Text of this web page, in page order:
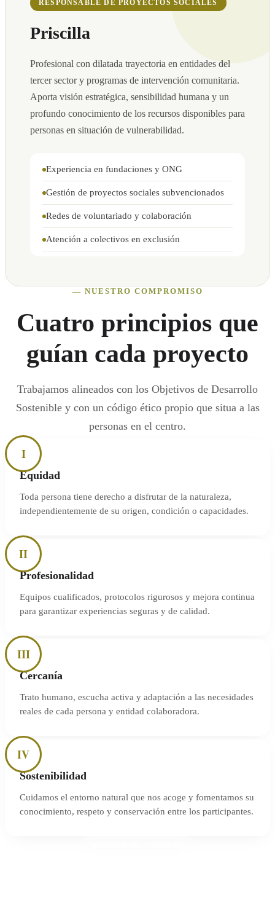
RESPONSABLE DE PROYECTOS SOCIALES
Priscilla
Profesional con dilatada trayectoria en entidades del
tercer sector y programas de intervención comunitaria.
Aporta visión estratégica, sensibilidad humana y un
profundo conocimiento de los recursos disponibles para
personas en situación de vulnerabilidad.
Experiencia en fundaciones y ONG
Gestión de proyectos sociales subvencionados
Redes de voluntariado y colaboración
Atención a colectivos en exclusión
— NUESTRO COMPROMISO
Cuatro principios que
guían cada proyecto
Trabajamos alineados con los Objetivos de Desarrollo
Sostenible y con un código ético propio que situa a las
personas en el centro.
I
Equidad
Toda persona tiene derecho a disfrutar de la naturaleza,
independientemente de su origen, condición o capacidades.
II
Profesionalidad
Equipos cualificados, protocolos rigurosos y mejora continua
para garantizar experiencias seguras y de calidad.
III
Cercanía
Trato humano, escucha activa y adaptación a las necesidades
reales de cada persona y entidad colaboradora.
IV
Sostenibilidad
Cuidamos el entorno natural que nos acoge y fomentamos su
conocimiento, respeto y conservación entre los participantes.